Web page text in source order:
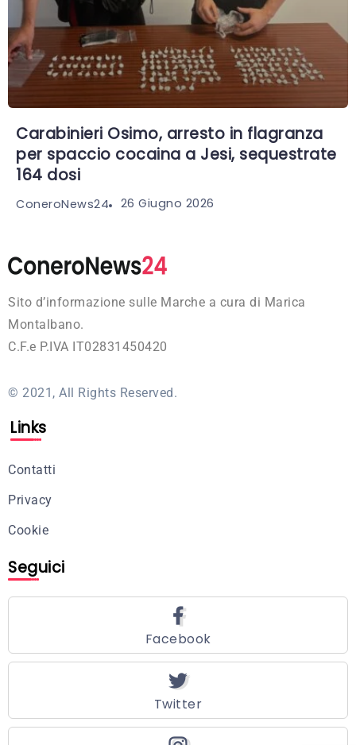
Carabinieri Osimo, arresto in flagranza
per spaccio cocaina a Jesi, sequestrate
164 dosi
ConeroNews24 26 Giugno 2026
Sito d’informazione sulle Marche a cura di Marica
Montalbano.
C.F.e P.IVA IT02831450420
© 2021, All Rights Reserved.
Links
Contatti
Privacy
Cookie
Seguici
Facebook
Twitter